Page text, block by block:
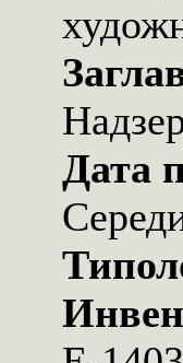
Дата